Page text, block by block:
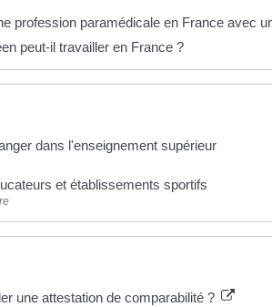
profession paramédicale en France avec
peut-il travailler en France ?
dans l'enseignement supérieur
et établissements sportifs
une attestation de comparabilité ?